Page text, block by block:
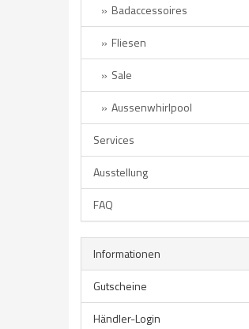
Badaccessoires
Fliesen
Sale
Aussenwhirlpool
Services
Ausstellung
FAQ
Informationen
Gutscheine
Händler-Login